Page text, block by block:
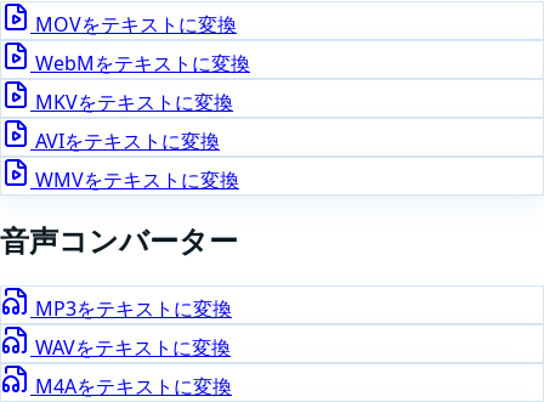
MOVをテキストに変換
WebMをテキストに変換
MKVをテキストに変換
AVIをテキストに変換
WMVをテキストに変換
音声コンバーター
MP3をテキストに変換
WAVをテキストに変換
M4Aをテキストに変換